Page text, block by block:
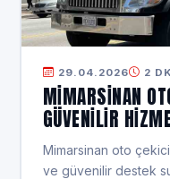
29.04.2026 2 DK
MIMARSINAN
GÜVENILIR
Mimarsinan oto
ve güvenilir destek